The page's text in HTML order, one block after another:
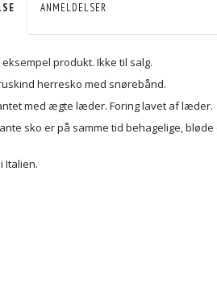
ANMELDELSER
produkt. Ikke til salg.
herresko med snørebånd.
med ægte læder. Foring lavet af læder.
sko er på samme tid behagelige,
Italien.